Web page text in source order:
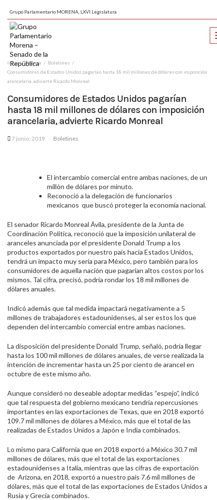
Grupo Parlamentario MORENA, LXVI Legislatura
Inicio Prensa
Boletines
Consumidores de Estados Unidos pagarían hasta 18 mil millones de dólares con imposición
arancelaria, advierte Ricardo Monreal
Consumidores de Estados Unidos pagarían
hasta 18 mil millones de dólares con imposición
arancelaria, advierte Ricardo Monreal
7 junio, 2019 Boletines
El intercambio comercial entre ambas naciones, de un
millón de dólares por minuto.
Reconoció a la delegación de funcionarios
mexicanos que buscó proteger la economía nacional.
El senador Ricardo Monreal Ávila, presidente de la Junta de
Coordinación Política, reconoció que la imposición unilateral de
aranceles anunciada por el presidente Donald Trump a los
productos exportados por nuestro país hacia Estados Unidos,
tendrá un impacto muy seria para México, pero también para los
consumidores de aquella nación que pagarían altos costos por los
mismos. Tal cifra, precisó, podría rondar los 18 mil millones de
dólares anuales.
Indicó además que tal medida impactará negativamente a 5
millones de trabajadores estadounidenses, al ser estos los que
dependen del intercambio comercial entre ambas naciones.
La disposición del presidente Donald Trump, señaló, podría llegar
hasta los 100 mil millones de dólares anuales, de verse realizada la
intención de incrementar hasta un 25 por ciento de arancel en
octubre de este mismo año.
Aunque consideró no deseable adoptar medidas “espejo”, indicó
que tal respuesta del gobierno mexicano tendría repercusiones
importantes en las exportaciones de Texas, que en 2018 exportó
109.7 mil millones de dólares a México, más que el total de las
realizadas de Estados Unidos a Japón e India combinados.
Lo mismo para California que en 2018 exportó a México 30.7 mil
millones de dólares, más que el total de las exportaciones
estadounidenses a Italia, mientras que las cifras de exportación
de Arizona, en 2018, exportó a nuestro país 7.6 mil millones de
dólares, más que el total de las exportaciones de Estados Unidos a
Rusia y Grecia combinados.